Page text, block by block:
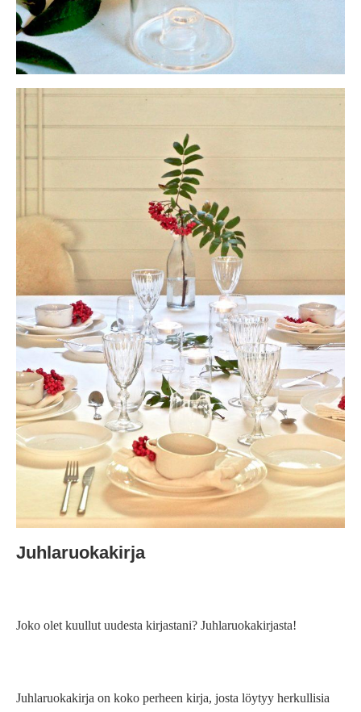
Juhlaruokakirja
Joko olet kuullut uudesta kirjastani? Juhlaruokakirjasta!
Juhlaruokakirja on koko perheen kirja, josta löytyy herkullisia